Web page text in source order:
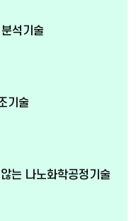
석기술
기술
는 나노화학공정기술